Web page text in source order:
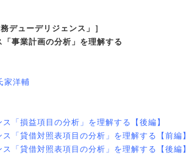
デューデリジェンス」］
事業計画の分析」を理解する
家洋輔
「損益項目の分析」を理解する【後編】
「貸借対照表項目の分析」を理解する【前編】
「貸借対照表項目の分析」を理解する【後編】